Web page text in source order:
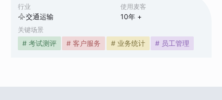
行业
交通运输
使用麦客
10年 +
关键场景
# 考试测评 # 客户服务 # 业务统计 # 员工管理